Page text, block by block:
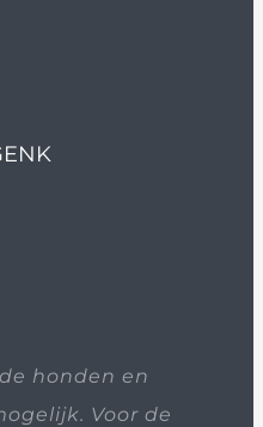
honden en
Voor de